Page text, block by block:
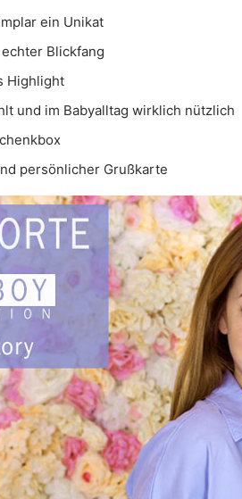
ein Unikat
Blickfang
Highlight
und im Babyalltag wirklich nützlich
persönlicher Grußkarte